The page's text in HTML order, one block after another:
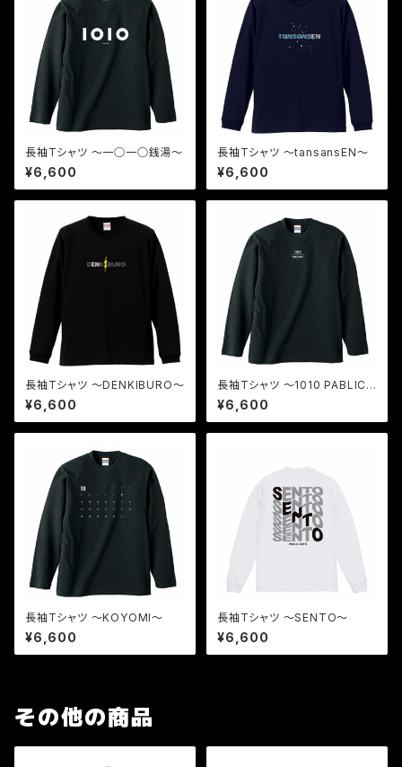
長袖Tシャツ 〜一○一○銭湯〜
¥6,600
長袖Tシャツ 〜tansansEN〜
¥6,600
長袖Tシャツ 〜DENKIBURO〜
¥6,600
長袖Tシャツ 〜1010 PABLIC
BATH〜
¥6,600
長袖Tシャツ 〜KOYOMI〜
¥6,600
長袖Tシャツ 〜SENTO〜
¥6,600
その他の商品